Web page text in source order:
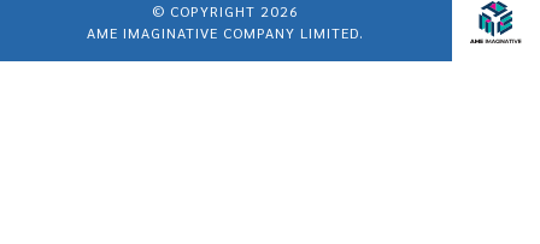
© COPYRIGHT 2026
AME IMAGINATIVE COMPANY LIMITED.